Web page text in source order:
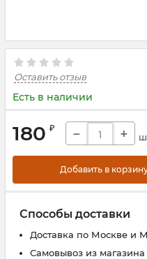
Оставить отзыв
Есть в наличии
180 ₽ − +
Добавить в
Способы доставки
Доставка по Москве и
Самовывоз из магазина